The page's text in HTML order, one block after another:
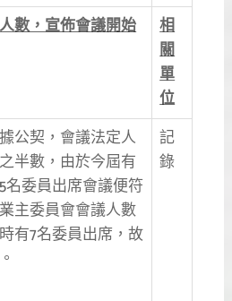
數，宣佈會議開始
相
關
單
位
公契，會議法定人
半數，由於今屆有
名委員出席會議便符
主委員會會議人數
有7名委員出席，故
記
錄